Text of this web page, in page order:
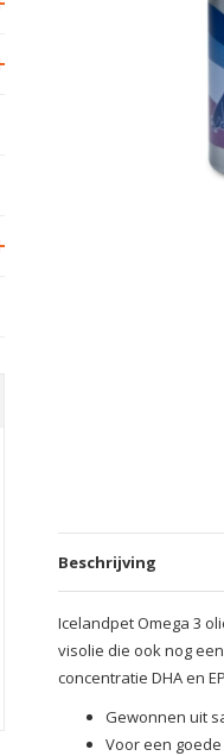
Beschrijving
Icelandpet Omega 3
visolie die ook nog
concentratie DHA en
Gewonnen uit
Voor een